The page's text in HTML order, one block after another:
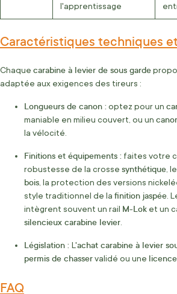
l'apprentissage
Caractéristiques techniques
Chaque carabine à levier de sous garde
adaptée aux exigences des tireurs :
Longueurs de canon : optez pour un
maniable en milieu couvert, ou un
la vélocité.
Finitions et équipements : faites votre
robustesse de la crosse synthétique,
bois, la protection des versions
style traditionnel de la finition jaspée.
intègrent souvent un rail M-Lok et un
silencieux carabine levier.
Législation : L'achat carabine à levier
permis de chasservalidé ou une
FAQ